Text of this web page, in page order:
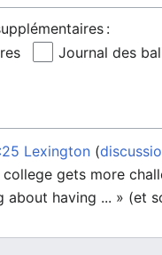
:
Journal des
Lexington
gets more
about having ... » (et